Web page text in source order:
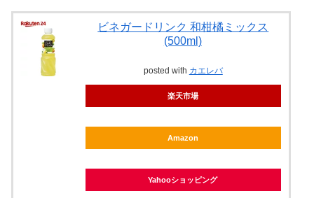
ビネガードリンク 和柑橘ミックス
(500ml)
posted with カエレバ
楽天市場
Amazon
Yahooショッピング